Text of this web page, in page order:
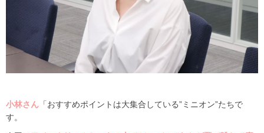
小林さん 「おすすめポイントは大集合している”ミニオン”たちで
す。